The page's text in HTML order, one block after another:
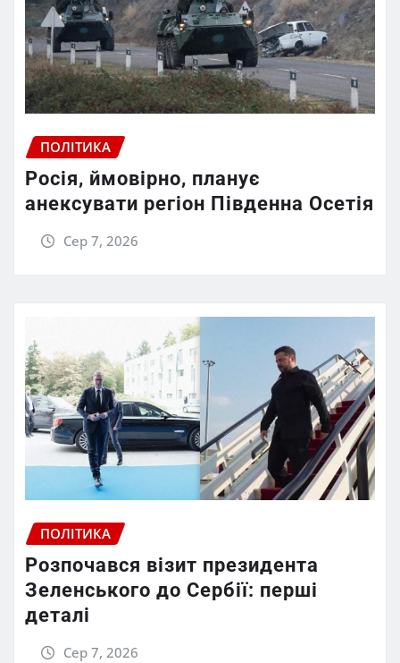
ПОЛІТИКА
Росія, ймовірно, планує
анексувати регіон Південна Осетія
Сер 7, 2026
ПОЛІТИКА
Розпочався візит президента
Зеленського до Сербії: перші
деталі
Сер 7, 2026